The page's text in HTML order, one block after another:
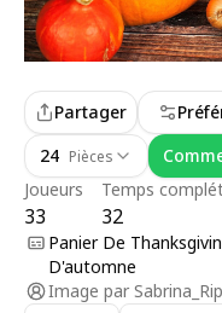
Joueurs
33
Temps
32
Partager
24 Pièces
Panier De
D'automne
Image par